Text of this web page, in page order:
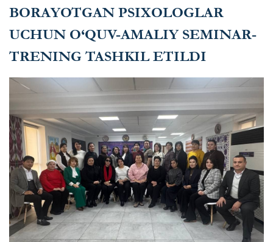
BORAYOTGAN PSIXOLOGLAR
UCHUN O‘QUV-AMALIY SEMINAR-
TRENING TASHKIL ETILDI